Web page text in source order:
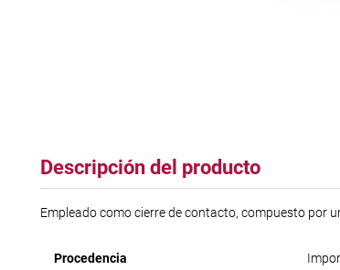
Descripción del producto
Empleado como cierre de contacto, compuesto por
Procedencia